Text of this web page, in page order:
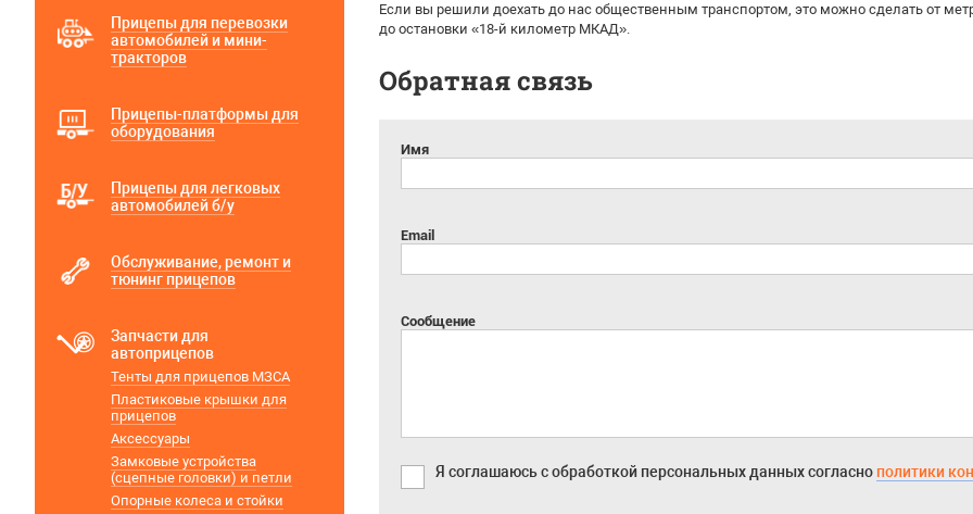
Если вы решили доехать до нас общественным транспортом, это можно сделать от
до остановки «18-й километр МКАД».
Обратная связь
Имя
Email
Сообщение
Я соглашаюсь с обработкой персональных данных согласно политики
Прицепы для перевозки
автомобилей и мини-
тракторов
Прицепы-платформы для
оборудования
Прицепы для легковых
автомобилей б/у
Обслуживание, ремонт и
тюнинг прицепов
Запчасти для
автоприцепов
Тенты для прицепов МЗСА
Пластиковые крышки для
прицепов
Аксессуары
Замковые устройства
(сцепные головки) и петли
Опорные колеса и стойки